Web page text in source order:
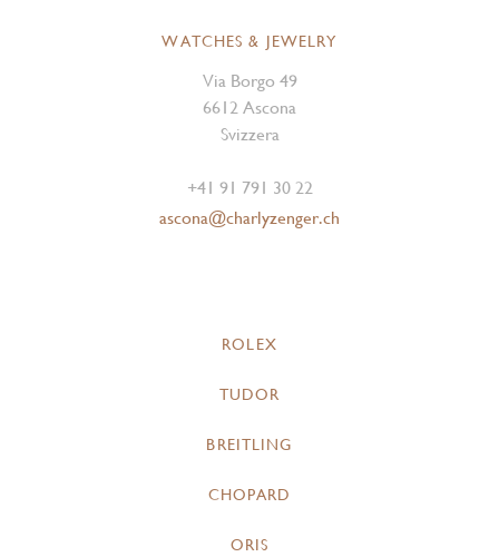
WATCHES & JEWELRY
Via Borgo 49
6612 Ascona
Svizzera
+41 91 791 30 22
ascona@charlyzenger.ch
ROLEX
TUDOR
BREITLING
CHOPARD
ORIS